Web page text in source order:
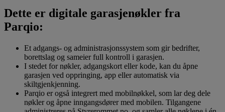
Dette er digitale garasjenøkler fra
Parqio:
Et adgangs- og administrasjonssystem som gir bedrifter,
borettslag og sameier full kontroll i garasjen.
I stedet for nøkler, adgangskort eller kode, kan du åpne
garasjen ved oppringing, app eller automatisk via
skiltgjenkjenning.
Parqio er også integrert med mobilnøkkel, som lar deg dele
nøkler og åpne inngangsdører med mobilen. Tilgangene